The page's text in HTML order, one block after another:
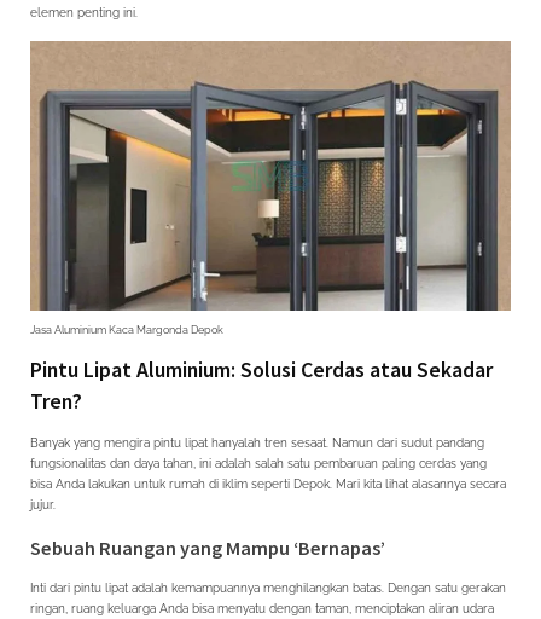
elemen penting ini.
Jasa Aluminium Kaca Margonda Depok
Pintu Lipat Aluminium: Solusi Cerdas atau Sekadar
Tren?
Banyak yang mengira pintu lipat hanyalah tren sesaat. Namun dari sudut pandang
fungsionalitas dan daya tahan, ini adalah salah satu pembaruan paling cerdas yang
bisa Anda lakukan untuk rumah di iklim seperti Depok. Mari kita lihat alasannya secara
jujur.
Sebuah Ruangan yang Mampu ‘Bernapas’
Inti dari pintu lipat adalah kemampuannya menghilangkan batas. Dengan satu gerakan
ringan, ruang keluarga Anda bisa menyatu dengan taman, menciptakan aliran udara